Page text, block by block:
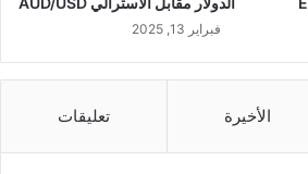
فبراير 13, 2025
الأخيرة تعليقات